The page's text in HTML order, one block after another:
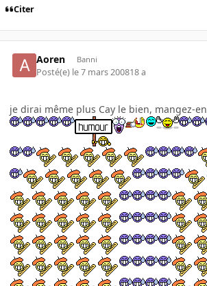
Citer
Aoren Banni
Posté(e) le 7 mars 200818 a
je dirai même plus Cay le bien, mangez-en